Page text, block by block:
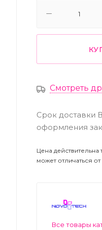
Смотреть
Срок доставки
оформления
Цена
может отличаться
Все товары